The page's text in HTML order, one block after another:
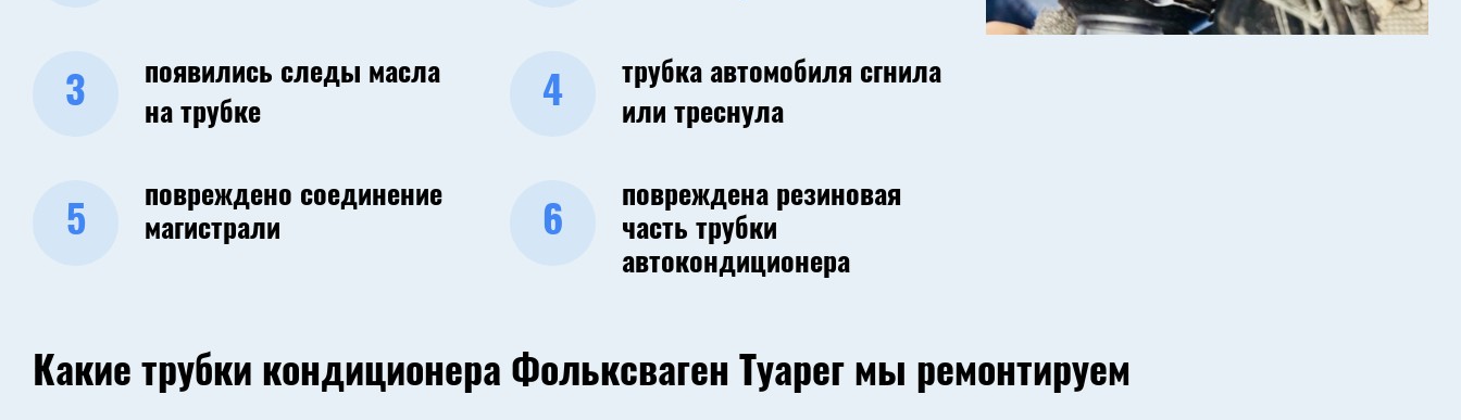
3
появились следы масла
на трубке
4
трубка автомобиля сгнила
или треснула
5
повреждено соединение
магистрали
6
повреждена резиновая
часть трубки
автокондиционера
Какие трубки кондиционера Фольксваген Туарег мы ремонтируем